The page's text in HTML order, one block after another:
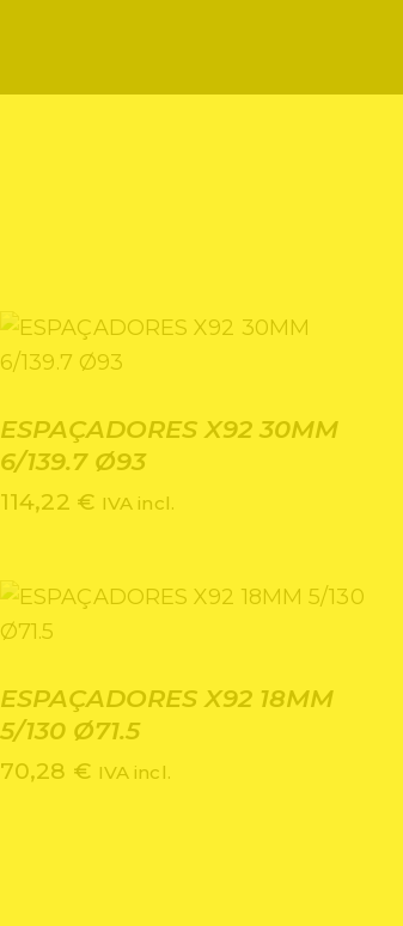
ESPAÇADORES X92 30MM
6/139.7 Ø93
114,22 € IVA incl.
ESPAÇADORES X92 18MM
5/130 Ø71.5
70,28 € IVA incl.